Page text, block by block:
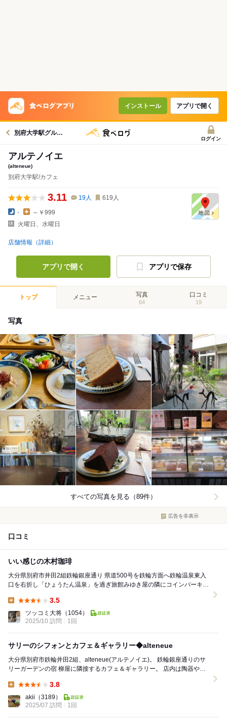
インストール アプリで開く
別府大学駅グルメへ
ログイン
アルテノイエ
(alteneue)
別府大学駅/カフェ
3.11 19人 619 人
-
～￥999
火曜日、水曜日
店舗情報（詳細）
アプリで開く アプリで保存
トップ メニュー 写真
64
口コミ
19
写真
すべての写真を見る（89件）
広告を非表示
口コミ
いい感じの木村珈琲
大分県別府市井田2組鉄輪銀座通り 県道500号を鉄輪方面へ鉄輪温泉東入
口を右折し「ひょうたん温泉」を過ぎ旅館みゆき屋の隣にコインパーキン
3.5
ツッコミ大将 （1054）
2025/10 訪問
1回
サリーのシフォンとカフェ＆ギャラリー◆alteneue
大分県別府市鉄輪井田2組、alteneue(アルテノイエ)。 鉄輪銀座通りのサ
リーガーデンの宿 柳屋に隣接するカフェ＆ギャラリー。 店内は陶器や骨
3.8
akii （3189）
2025/07 訪問
1回